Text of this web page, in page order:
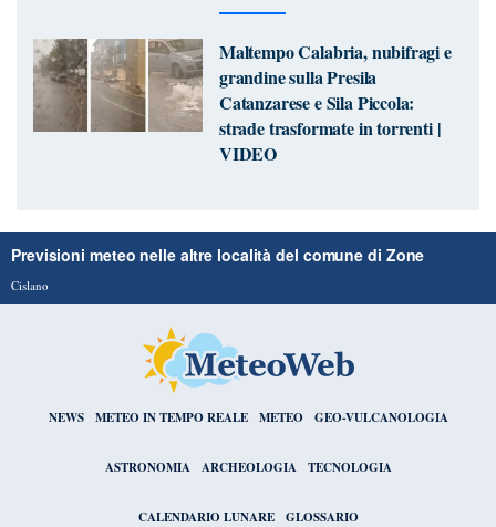
Maltempo Calabria, nubifragi e
grandine sulla Presila
Catanzarese e Sila Piccola:
strade trasformate in torrenti |
VIDEO
Previsioni meteo nelle altre località del comune di Zone
Cislano
NEWS METEO IN TEMPO REALE METEO GEO-VULCANOLOGIA
ASTRONOMIA ARCHEOLOGIA TECNOLOGIA
CALENDARIO LUNARE GLOSSARIO